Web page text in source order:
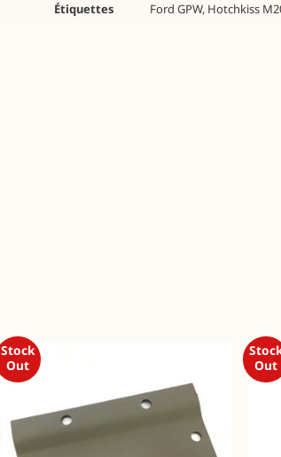
Étiquettes
Ford GPW, Hotchkiss
Stock
Out
Out